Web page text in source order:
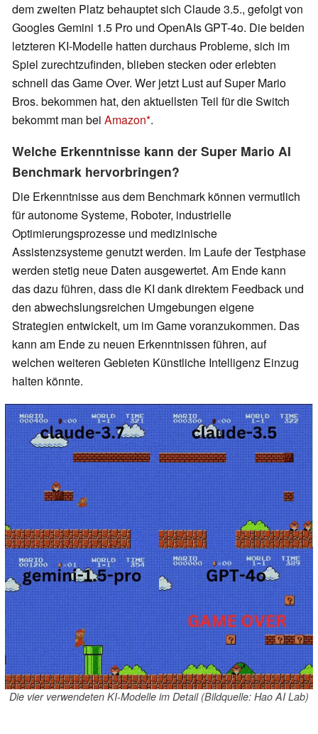
dem zweiten Platz behauptet sich Claude 3.5., gefolgt von
Googles Gemini 1.5 Pro und OpenAIs GPT-4o. Die beiden
letzteren KI-Modelle hatten durchaus Probleme, sich im
Spiel zurechtzufinden, blieben stecken oder erlebten
schnell das Game Over. Wer jetzt Lust auf Super Mario
Bros. bekommen hat, den aktuellsten Teil für die Switch
bekommt man bei Amazon .
Welche Erkenntnisse kann der Super Mario AI
Benchmark hervorbringen?
Die Erkenntnisse aus dem Benchmark können vermutlich
für autonome Systeme, Roboter, industrielle
Optimierungsprozesse und medizinische
Assistenzsysteme genutzt werden. Im Laufe der Testphase
werden stetig neue Daten ausgewertet. Am Ende kann
das dazu führen, dass die KI dank direktem Feedback und
den abwechslungsreichen Umgebungen eigene
Strategien entwickelt, um im Game voranzukommen. Das
kann am Ende zu neuen Erkenntnissen führen, auf
welchen weiteren Gebieten Künstliche Intelligenz Einzug
halten könnte.
Die vier verwendeten KI-Modelle im Detail (Bildquelle: Hao AI Lab)